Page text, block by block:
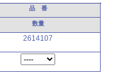
品 番
数量
2614107